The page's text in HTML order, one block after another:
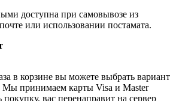
доступна при самовывозе из
или использовании постамата.
в корзине вы можете выбрать вариант
Мы принимаем карты Visa и Master
вас перенаправит на сервер